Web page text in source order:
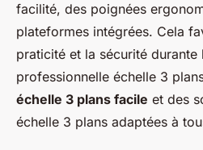
facilité, des poignées
plateformes intégrées. Cela
praticité et la sécurité durante
professionnelle échelle 3
échelle 3 plans facile et des
échelle 3 plans adaptées à